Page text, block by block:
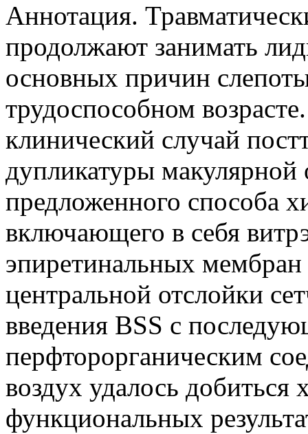
Аннотация.
продолжают занимать
основных причин
трудоспособном
клинический случай
дупликатуры макулярной
предложенного способа
включающего в себя
эпиретинальных
центральной отслойки
введения BSS с
перфторорганическим
воздух удалось
функциональных